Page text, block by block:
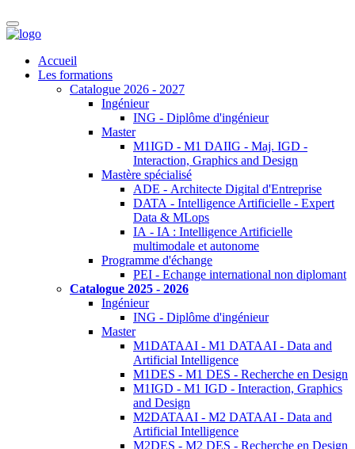
Accueil
Les formations
Catalogue 2026 - 2027
Ingénieur
ING - Diplôme d'ingénieur
Master
M1IGD - M1 DAIIG - Maj. IGD -
Interaction, Graphics and Design
Mastère spécialisé
ADE - Architecte Digital d'Entreprise
DATA - Intelligence Artificielle - Expert
Data & MLops
IA - IA : Intelligence Artificielle
multimodale et autonome
Programme d'échange
PEI - Echange international non diplomant
Catalogue 2025 - 2026
Ingénieur
ING - Diplôme d'ingénieur
Master
M1DATAAI - M1 DATAAI - Data and
Artificial Intelligence
M1DES - M1 DES - Recherche en Design
M1IGD - M1 IGD - Interaction, Graphics
and Design
M2DATAAI - M2 DATAAI - Data and
Artificial Intelligence
M2DES - M2 DES - Recherche en Design